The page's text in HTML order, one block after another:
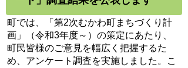
町では、「第2次むかわ町まちづくり計
画」（令和3年度～）の策定にあたり、
町民皆様のご意見を幅広く把握するた
め、アンケート調査を実施しました。こ